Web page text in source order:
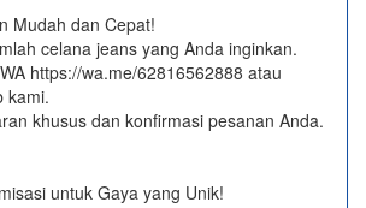
Mudah dan Cepat!
celana jeans yang Anda inginkan.
https://wa.me/62816562888​ atau
kami.
khusus dan konfirmasi pesanan Anda.
untuk Gaya yang Unik!